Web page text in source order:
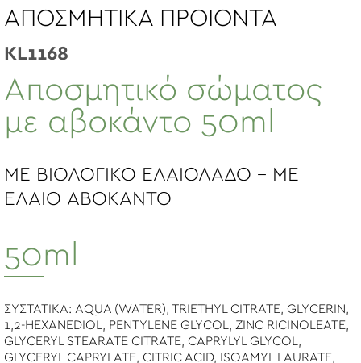
ΑΠΟΣΜΗΤΙΚΑ ΠΡΟΙΟΝΤΑ
KL1168
Αποσμητικό σώματος
με αβοκάντο 50ml
ΜΕ ΒΙΟΛΟΓΙΚΟ ΕΛΑΙΟΛΑΔΟ - ΜΕ
ΕΛΑΙΟ ABOKANTO
50ml
ΣΥΣΤΑΤΙΚΑ: AQUA (WATER), TRIETHYL CITRATE, GLYCERIN,
1,2-HEXANEDIOL, PENTYLENE GLYCOL, ZINC RICINOLEATE,
GLYCERYL STEARATE CITRATE, CAPRYLYL GLYCOL,
GLYCERYL CAPRYLATE, CITRIC ACID, ISOAMYL LAURATE,